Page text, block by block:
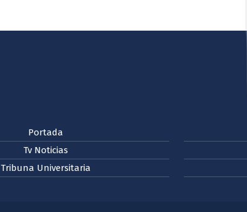
Portada
Tv Noticias
Tribuna Universitaria